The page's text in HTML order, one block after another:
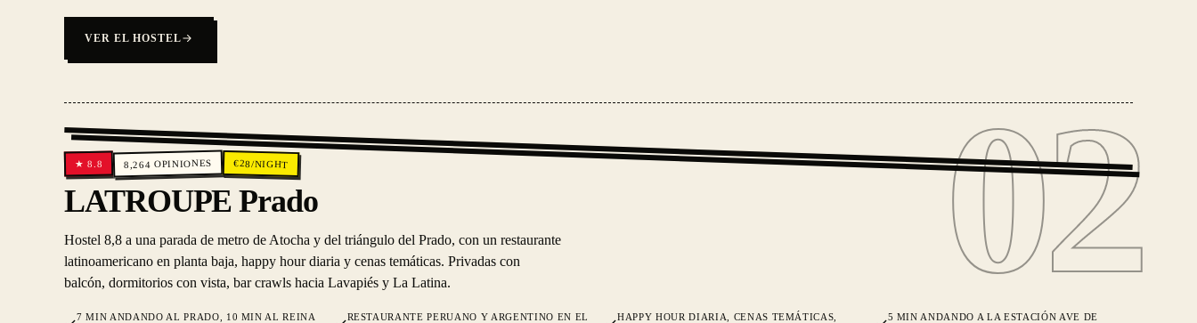
VER EL HOSTEL
02
02
★8.8 8,264 OPINIONES €28/NIGHT
LATROUPE Prado
Hostel 8,8 a una parada de metro de Atocha y del triángulo del Prado, con un restaurante
latinoamericano en planta baja, happy hour diaria y cenas temáticas. Privadas con
balcón, dormitorios con vista, bar crawls hacia Lavapiés y La Latina.
7 MIN ANDANDO AL PRADO, 10 MIN AL REINA
RESTAURANTE PERUANO Y ARGENTINO EN EL
HAPPY HOUR DIARIA, CENAS TEMÁTICAS,
5 MIN ANDANDO A LA ESTACIÓN AVE DE